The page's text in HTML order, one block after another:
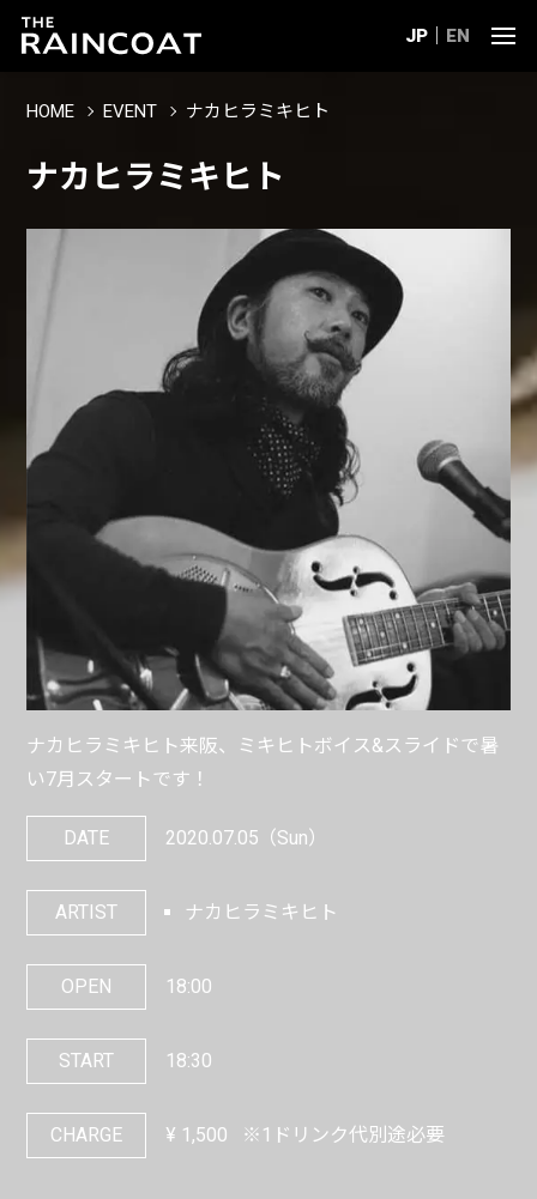
JP EN
HOME EVENT ナカヒラミキヒト
ナカヒラミキヒト
ナカヒラミキヒト来阪、ミキヒトボイス&スライドで暑
い7月スタートです！
DATE 2020.07.05 （Sun）
ARTIST ナカヒラミキヒト
OPEN 18:00
START 18:30
CHARGE ¥ 1,500 ※1ドリンク代別途必要